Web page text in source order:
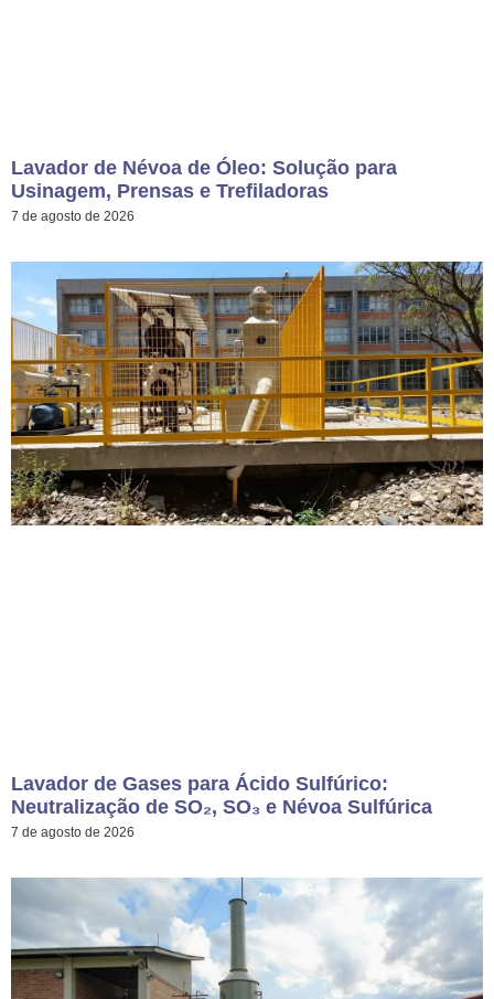
Lavador de Névoa de Óleo: Solução para
Usinagem, Prensas e Trefiladoras
7 de agosto de 2026
Lavador de Gases para Ácido Sulfúrico:
Neutralização de SO₂, SO₃ e Névoa Sulfúrica
7 de agosto de 2026